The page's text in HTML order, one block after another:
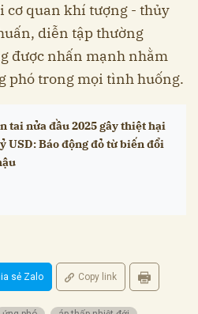
cơ quan khí tượng - thủy
diễn tập thường
được nhấn mạnh nhằm
phó trong mọi tình huống.
tai nửa đầu 2025 gây thiệt hại
USD: Báo động đỏ từ biến đổi
sẻ Zalo Copy link